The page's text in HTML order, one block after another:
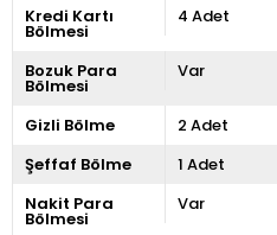
Kredi Kartı
Bölmesi
4 Adet
Bozuk Para
Bölmesi
Var
Gizli Bölme
2 Adet
Şeffaf Bölme
1 Adet
Nakit Para
Bölmesi
Var